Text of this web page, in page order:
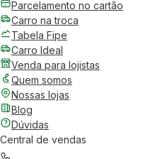
Parcelamento no cartão
Carro na troca
Tabela Fipe
Carro Ideal
Venda para lojistas
Quem somos
Nossas lojas
Blog
Dúvidas
Central de vendas